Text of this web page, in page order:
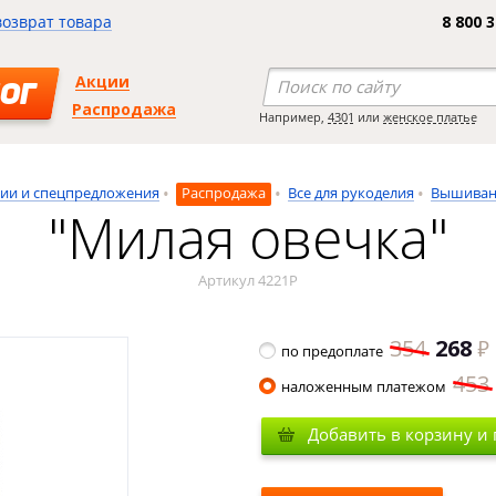
товара 8 800
Акции
Распродажа
Например, 4301 или женское платье
и спецпредложения Распродажа Все для рукоделия
"Милая овечка"
Артикул 4221Р
по предоплате 354 268
наложенным платежом 453
Добавить в корзину